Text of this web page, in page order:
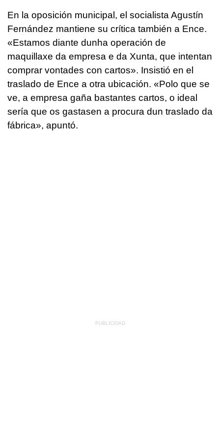
En la oposición municipal, el socialista Agustín
Fernández mantiene su crítica también a Ence.
«Estamos diante dunha operación de
maquillaxe da empresa e da Xunta, que intentan
comprar vontades con cartos». Insistió en el
traslado de Ence a otra ubicación. «Polo que se
ve, a empresa gaña bastantes cartos, o ideal
sería que os gastasen a procura dun traslado da
fábrica», apuntó.